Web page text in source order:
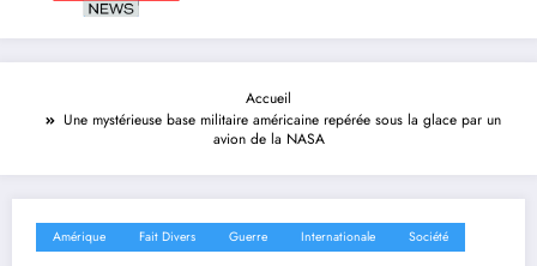
Accueil
Une mystérieuse base militaire américaine repérée sous la glace par un
avion de la NASA
Amérique Fait Divers Guerre Internationale Société